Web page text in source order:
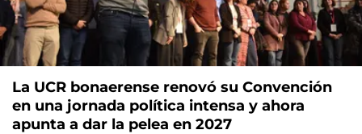
La UCR bonaerense renovó su Convención
en una jornada política intensa y ahora
apunta a dar la pelea en 2027